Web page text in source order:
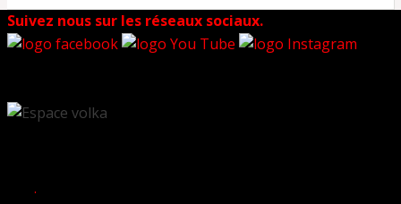
Suivez nous sur les réseaux sociaux.
.